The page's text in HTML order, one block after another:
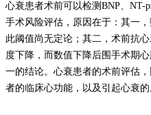
心衰患者术前可以检测BNP、NT-
手术风险评估，原因在于：其一
此阈值尚无定论；其二，术前抗
度下降，而数值下降后围手术期
一的结论。心衰患者的术前评估
者的临床心功能，以及引起心衰的